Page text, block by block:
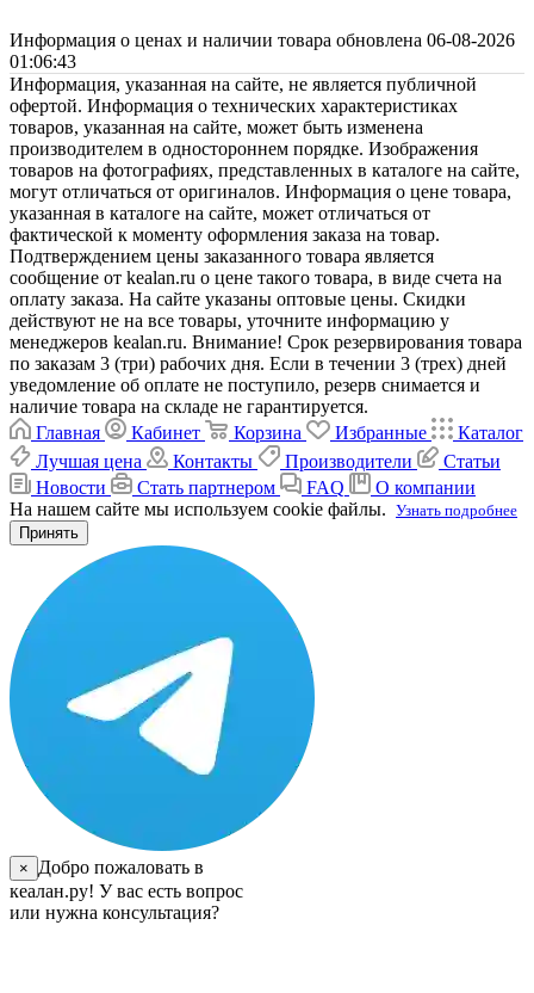
Информация о ценах и наличии товара обновлена 06-08-2026
01:06:43
Информация, указанная на сайте, не является публичной
офертой. Информация о технических характеристиках
товаров, указанная на сайте, может быть изменена
производителем в одностороннем порядке. Изображения
товаров на фотографиях, представленных в каталоге на сайте,
могут отличаться от оригиналов. Информация о цене товара,
указанная в каталоге на сайте, может отличаться от
фактической к моменту оформления заказа на товар.
Подтверждением цены заказанного товара является
сообщение от kealan.ru о цене такого товара, в виде счета на
оплату заказа. На сайте указаны оптовые цены. Скидки
действуют не на все товары, уточните информацию у
менеджеров kealan.ru. Внимание! Срок резервирования товара
по заказам 3 (три) рабочих дня. Если в течении 3 (трех) дней
уведомление об оплате не поступило, резерв снимается и
наличие товара на складе не гарантируется.
Главная
Кабинет Корзина Избранные
Каталог
Лучшая цена
Контакты Производители
Статьи
Новости
Стать партнером FAQ
О компании
На нашем сайте мы используем cookie файлы. Узнать подробнее
Принять
×
Добро пожаловать в
кеалан.ру! У вас есть вопрос
или нужна консультация?